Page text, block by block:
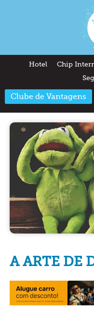
Hotel Chip
Clube de Vantagens
A ARTE DE